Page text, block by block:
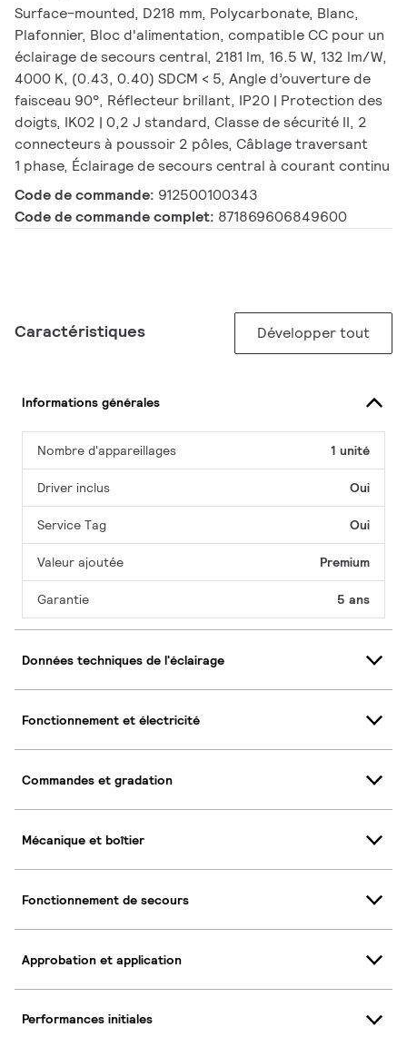
Surface-mounted, D218 mm, Polycarbonate, Blanc,
Plafonnier, Bloc d'alimentation, compatible CC pour un
éclairage de secours central, 2181 lm, 16.5 W, 132 lm/W,
4000 K, (0.43, 0.40) SDCM < 5, Angle d’ouverture de
faisceau 90°, Réflecteur brillant, IP20 | Protection des
doigts, IK02 | 0,2 J standard, Classe de sécurité II, 2
connecteurs à poussoir 2 pôles, Câblage traversant
1 phase, Éclairage de secours central à courant continu
Code de commande: 912500100343
Code de commande complet: 871869606849600
Caractéristiques Développer tout
Informations générales
Nombre d'appareillages 1 unité
Driver inclus Oui
Service Tag Oui
Valeur ajoutée Premium
Garantie 5 ans
Données techniques de l'éclairage
Fonctionnement et électricité
Commandes et gradation
Mécanique et boîtier
Fonctionnement de secours
Approbation et application
Performances initiales